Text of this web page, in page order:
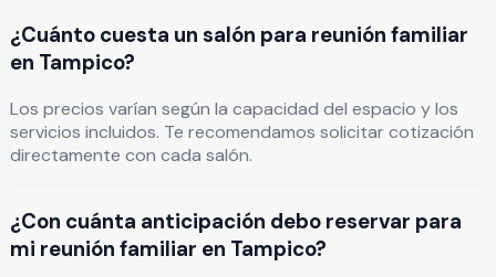
¿Cuánto cuesta un salón para reunión familiar
en Tampico?
Los precios varían según la capacidad del espacio y los
servicios incluidos. Te recomendamos solicitar cotización
directamente con cada salón.
¿Con cuánta anticipación debo reservar para
mi reunión familiar en Tampico?